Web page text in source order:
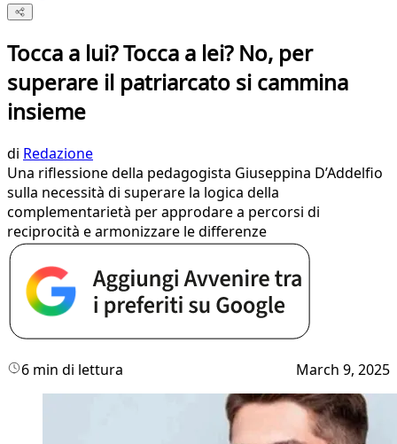
Tocca a lui? Tocca a lei? No, per
superare il patriarcato si cammina
insieme
di Redazione
Una riflessione della pedagogista Giuseppina D’Addelfio
sulla necessità di superare la logica della
complementarietà per approdare a percorsi di
reciprocità e armonizzare le differenze
6 min di lettura March 9, 2025